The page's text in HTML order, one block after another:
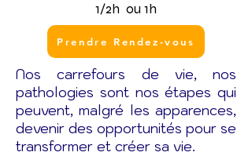
1/2h ou 1h
Prendre Rendez-vous
Nos carrefours de vie, nos
pathologies sont nos étapes qui
peuvent, malgré les apparences,
devenir des opportunités pour se
transformer et créer sa vie.